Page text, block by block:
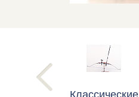
Классические